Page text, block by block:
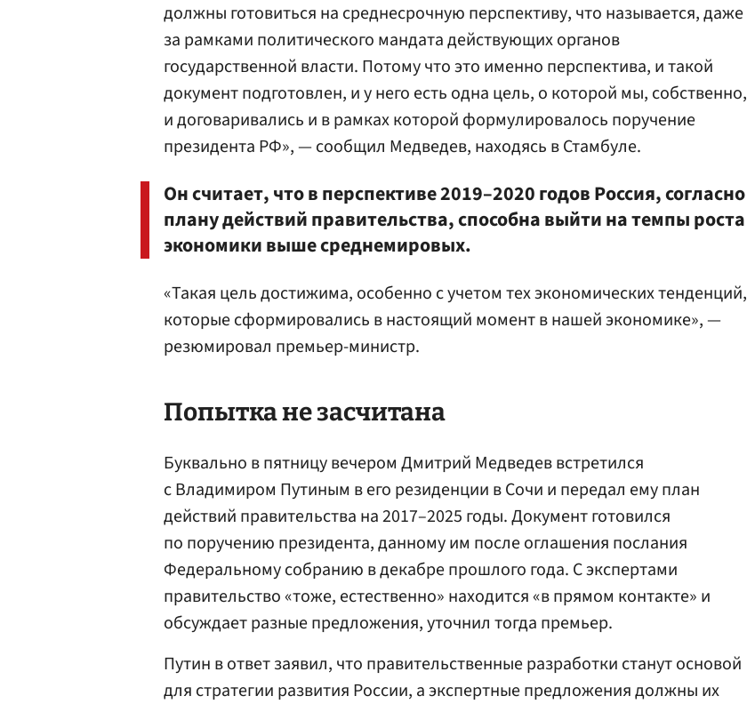
должны готовиться на среднесрочную перспективу, что называется, даже
за рамками политического мандата действующих органов
государственной власти. Потому что это именно перспектива, и такой
документ подготовлен, и у него есть одна цель, о которой мы, собственно,
и договаривались и в рамках которой формулировалось поручение
президента РФ», — сообщил Медведев, находясь в Стамбуле.
Он считает, что в перспективе 2019–2020 годов Россия, согласно
плану действий правительства, способна выйти на темпы роста
экономики выше среднемировых.
«Такая цель достижима, особенно с учетом тех экономических тенденций,
которые сформировались в настоящий момент в нашей экономике», —
резюмировал премьер-министр.
Попытка не засчитана
Буквально в пятницу вечером Дмитрий Медведев встретился
с Владимиром Путиным в его резиденции в Сочи и передал ему план
действий правительства на 2017–2025 годы. Документ готовился
по поручению президента, данному им после оглашения послания
Федеральному собранию в декабре прошлого года. С экспертами
правительство «тоже, естественно» находится «в прямом контакте» и
обсуждает разные предложения, уточнил тогда премьер.
Путин в ответ заявил, что правительственные разработки станут основой
для стратегии развития России, а экспертные предложения должны их